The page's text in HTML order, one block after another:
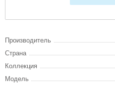
Производитель
Страна
Коллекция
Модель